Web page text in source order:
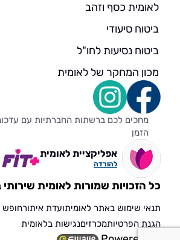
לאומית כסף וזהב
ביטוח סיעודי
ביטוח נסיעות לחו"ל
מכון המחקר של לאומית
מחכים לכם ברשתות החברתיות עם
הזמן
אפליקציית לאומית
להורדה
כל הזכויות שמורות לאומית שירותי
תנאי שימוש באתר לאומיתועדת איתורחופש
הגנת הפרטיותמכרזיםנגישות בלאומית